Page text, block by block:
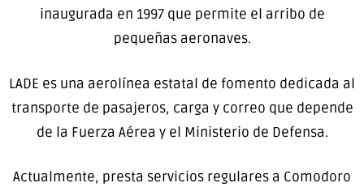
inaugurada en 1997 que permite el arribo de
pequeñas aeronaves.
LADE es una aerolínea estatal de fomento dedicada al
transporte de pasajeros, carga y correo que depende
de la Fuerza Aérea y el Ministerio de Defensa.
Actualmente, presta servicios regulares a Comodoro